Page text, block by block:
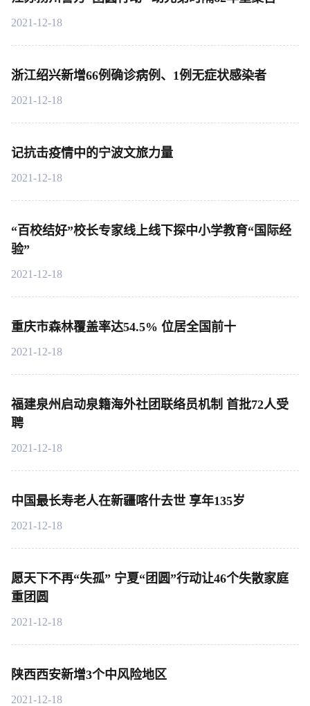
2021-12-18
浙江绍兴新增66例确诊病例、1例无症状感染者
2021-12-18
记抗击疫情中的宁波文旅力量
2021-12-18
“百校结好”校长专家线上线下探中小学教育“国际经
验”
2021-12-18
重庆市森林覆盖率达54.5% 位居全国前十
2021-12-18
福建泉州启动泉籍海外社团联络员机制 首批72人受
聘
2021-12-18
中国最长寿老人在新疆喀什去世 享年135岁
2021-12-18
愿天下不再“失孤” 宁夏“团圆”行动让46个失散家庭
重团圆
2021-12-18
陕西西安新增3个中风险地区
2021-12-18